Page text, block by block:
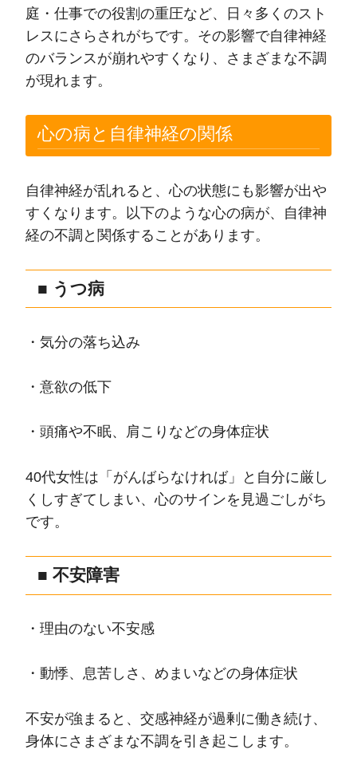
庭・仕事での役割の重圧など、日々多くのスト
レスにさらされがちです。その影響で自律神経
のバランスが崩れやすくなり、さまざまな不調
が現れます。
心の病と自律神経の関係
自律神経が乱れると、心の状態にも影響が出や
すくなります。以下のような心の病が、自律神
経の不調と関係することがあります。
■ うつ病
・気分の落ち込み
・意欲の低下
・頭痛や不眠、肩こりなどの身体症状
40代女性は「がんばらなければ」と自分に厳し
くしすぎてしまい、心のサインを見過ごしがち
です。
■ 不安障害
・理由のない不安感
・動悸、息苦しさ、めまいなどの身体症状
不安が強まると、交感神経が過剰に働き続け、
身体にさまざまな不調を引き起こします。